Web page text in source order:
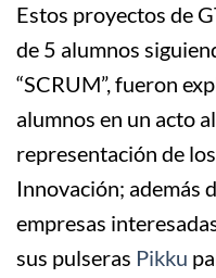
Estos proyectos de
de 5 alumnos
“SCRUM”, fueron
alumnos en un acto
representación de
Innovación; además
empresas
sus pulseras Pikku